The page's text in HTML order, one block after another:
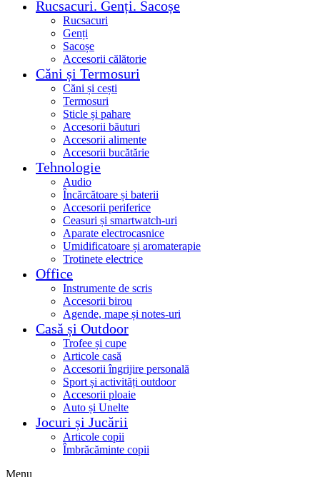
Rucsacuri. Genți. Sacoșe
Rucsacuri
Genți
Sacoșe
Accesorii călătorie
Căni și Termosuri
Căni și cești
Termosuri
Sticle și pahare
Accesorii băuturi
Accesorii alimente
Accesorii bucătărie
Tehnologie
Audio
Încărcătoare și baterii
Accesorii periferice
Ceasuri și smartwatch-uri
Aparate electrocasnice
Umidificatoare și aromaterapie
Trotinete electrice
Office
Instrumente de scris
Accesorii birou
Agende, mape și notes-uri
Casă și Outdoor
Trofee și cupe
Articole casă
Accesorii îngrijire personală
Sport și activități outdoor
Accesorii ploaie
Auto și Unelte
Jocuri și Jucării
Articole copii
Îmbrăcăminte copii
Menu